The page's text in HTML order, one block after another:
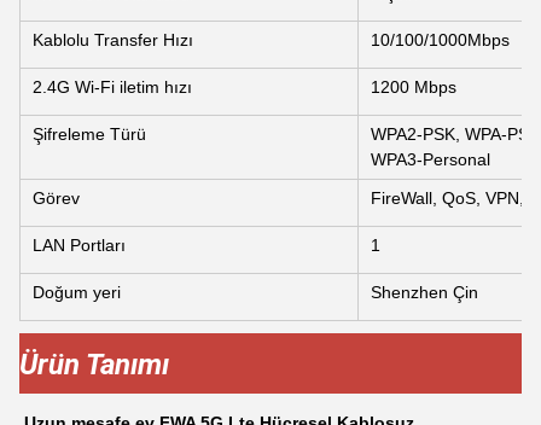
Kablolu Transfer Hızı 10/100/1000Mbps
2.4G Wi-Fi iletim hızı 1200 Mbps
Şifreleme Türü
WPA2-PSK, WPA-
WPA3-Personal
Görev
FireWall, QoS, VPN,
LAN Portları 1
Doğum yeri Shenzhen Çin
Ürün Tanımı